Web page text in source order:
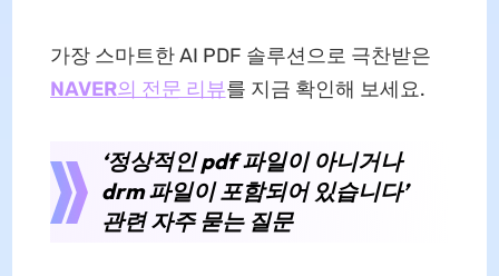
가장 스마트한 AI PDF 솔루션으로 극찬받은
NAVER의 전문 리뷰를 지금 확인해 보세요.
‘정상적인 pdf 파일이 아니거나
drm 파일이 포함되어 있습니다’
관련 자주 묻는 질문